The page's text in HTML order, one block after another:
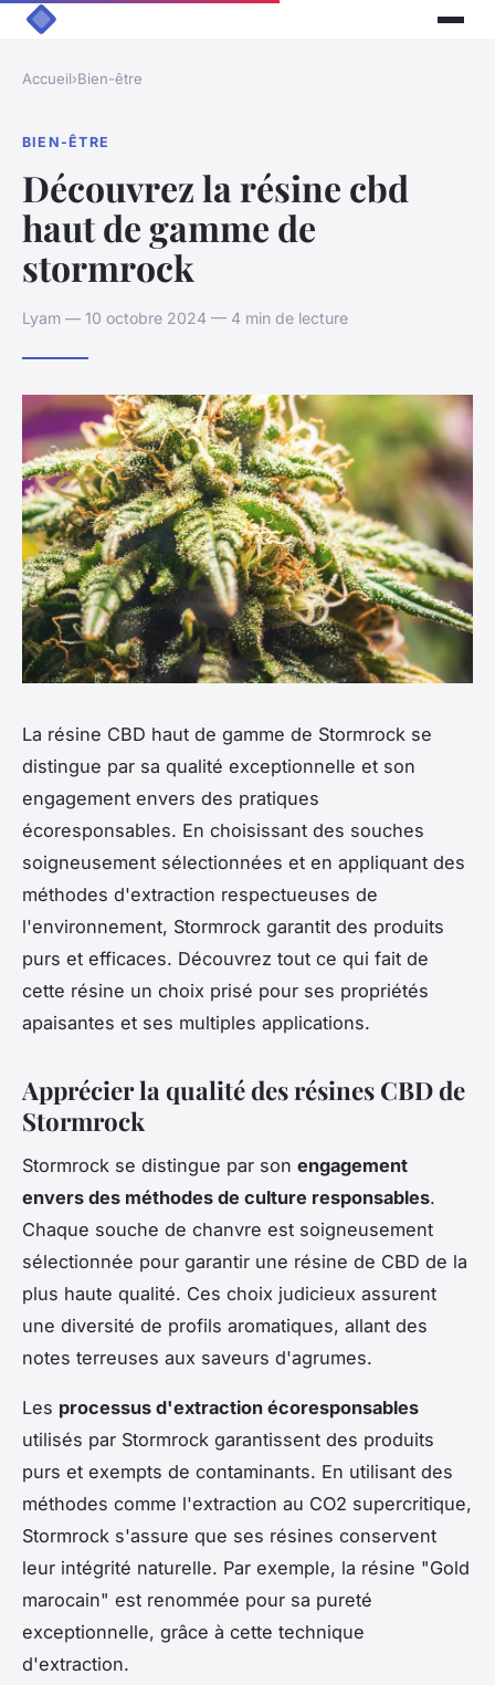
Accueil›Bien-être
BIEN-ÊTRE
Découvrez la résine cbd
haut de gamme de
stormrock
Lyam — 10 octobre 2024 — 4 min de lecture
La résine CBD haut de gamme de Stormrock se
distingue par sa qualité exceptionnelle et son
engagement envers des pratiques
écoresponsables. En choisissant des souches
soigneusement sélectionnées et en appliquant des
méthodes d'extraction respectueuses de
l'environnement, Stormrock garantit des produits
purs et efficaces. Découvrez tout ce qui fait de
cette résine un choix prisé pour ses propriétés
apaisantes et ses multiples applications.
Apprécier la qualité des résines CBD de
Stormrock
Stormrock se distingue par son engagement
envers des méthodes de culture responsables.
Chaque souche de chanvre est soigneusement
sélectionnée pour garantir une résine de CBD de la
plus haute qualité. Ces choix judicieux assurent
une diversité de profils aromatiques, allant des
notes terreuses aux saveurs d'agrumes.
Les processus d'extraction écoresponsables
utilisés par Stormrock garantissent des produits
purs et exempts de contaminants. En utilisant des
méthodes comme l'extraction au CO2 supercritique,
Stormrock s'assure que ses résines conservent
leur intégrité naturelle. Par exemple, la résine "Gold
marocain" est renommée pour sa pureté
exceptionnelle, grâce à cette technique
d'extraction.